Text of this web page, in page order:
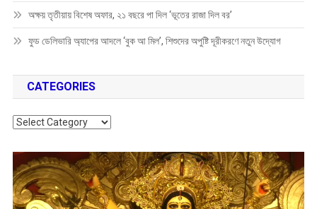
অক্ষয় তৃতীয়ায় বিশেষ অফার, ২১ বছরে পা দিল ‘ভূতের রাজা দিল বর’
ফুড ডেলিভারি অ্যাপের আদলে ‘বুক আ মিল’, শিশুদের অপুষ্টি দূরীকরণে নতুন উদ্যোগ
CATEGORIES
Categories